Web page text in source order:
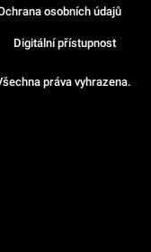
práva vyhrazena.
osobních údajů
Digitální přístupnost